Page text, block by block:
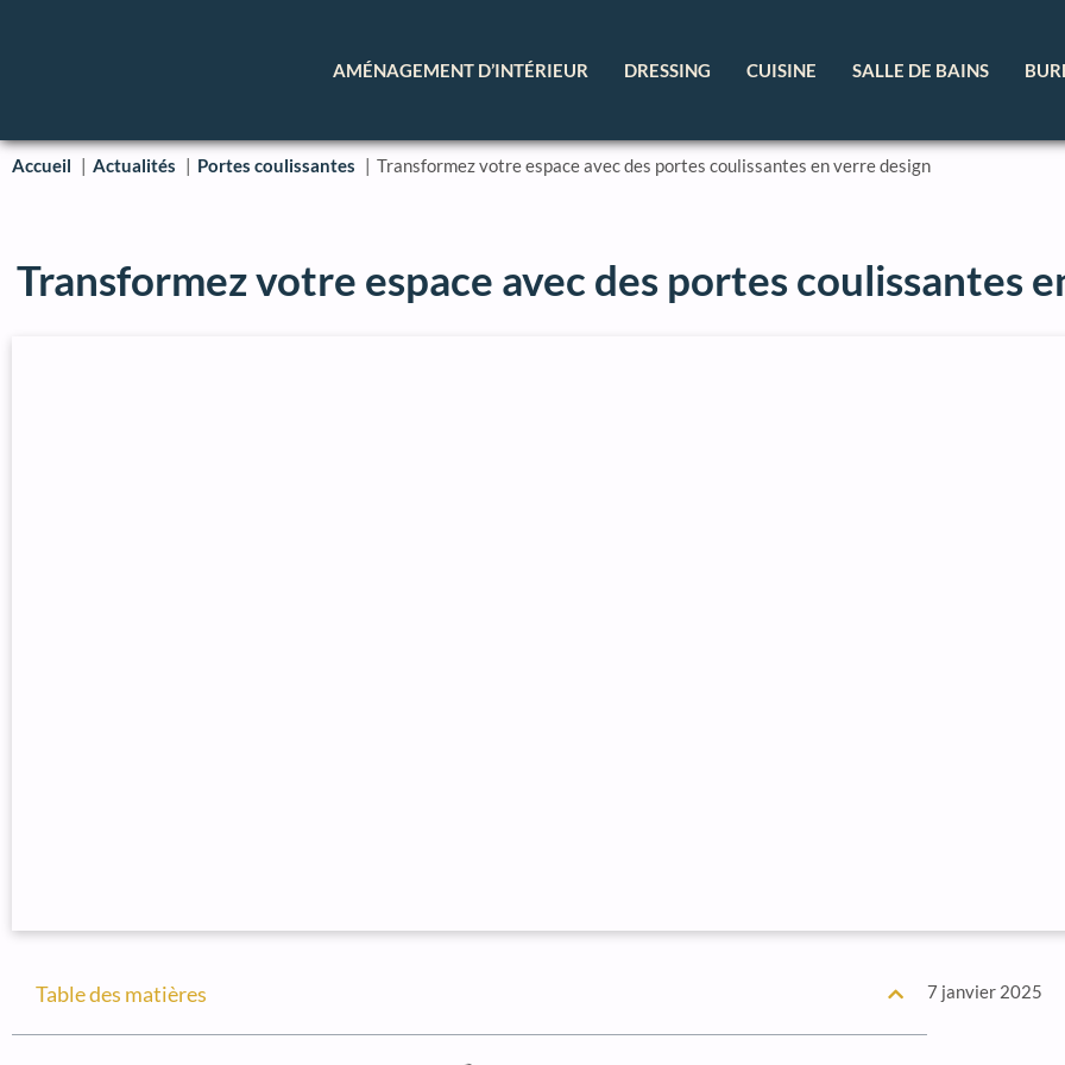
AMÉNAGEMENT D’INTÉRIEUR DRESSING CUISINE SALLE DE BAINS
Accueil Actualités Portes coulissantes Transformez votre espace avec des portes coulissantes en verre design
Transformez votre espace avec des portes coulissantes
Table des matières 7 janvier 2025